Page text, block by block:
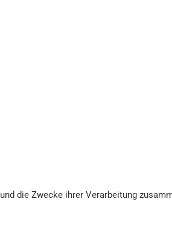
die Zwecke ihrer Verarbeitung